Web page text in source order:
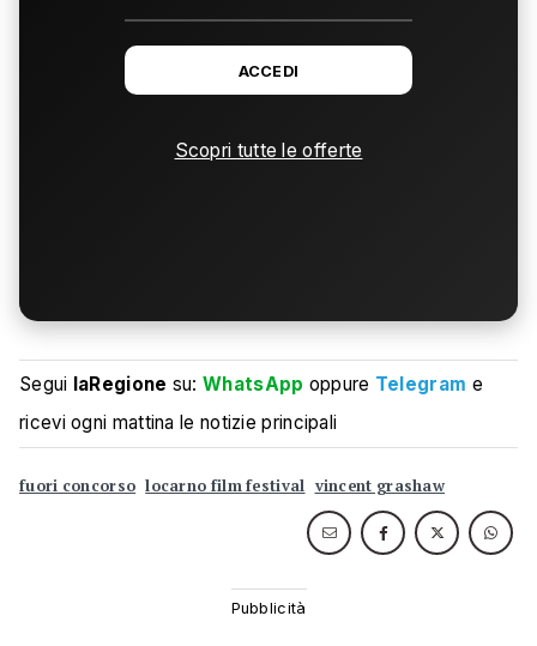
ACCEDI
Scopri tutte le offerte
Segui laRegione su:WhatsApp oppure Telegram e
ricevi ogni mattina le notizie principali
fuori concorso locarno film festival vincent grashaw